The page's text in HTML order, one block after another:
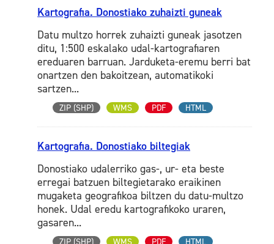
Kartografia. Donostiako zuhaizti guneak
Datu multzo horrek zuhaizti guneak jasotzen
ditu, 1:500 eskalako udal-kartografiaren
ereduaren barruan. Jarduketa-eremu berri bat
onartzen den bakoitzean, automatikoki
sartzen...
ZIP (SHP) WMS PDF HTML
Kartografia. Donostiako biltegiak
Donostiako udalerriko gas-, ur- eta beste
erregai batzuen biltegietarako eraikinen
mugaketa geografikoa biltzen du datu-multzo
honek. Udal eredu kartografikoko uraren,
gasaren...
ZIP (SHP) WMS PDF HTML